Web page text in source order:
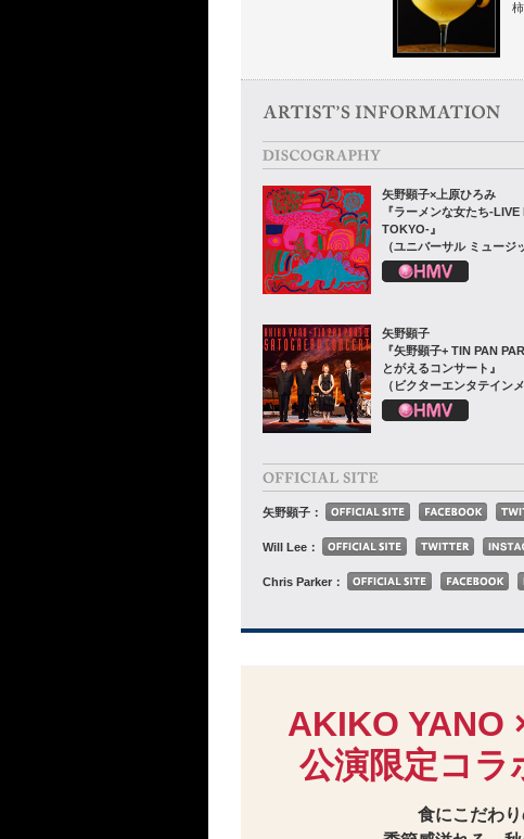
矢野顕子×上原ひろみ
『ラーメンな女たち-LIVE
TOKYO-』
（ユニバーサル ミュージ
矢野顕子
『矢野顕子+ TIN PAN
とがえるコンサート』
（ビクターエンタテインメ
矢野顕子：
Will Lee：
Chris Parker：
AKIKO YANO
公演限定コラ
食にこだわ